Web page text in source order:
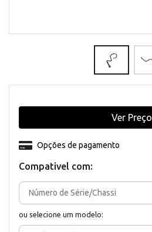
Compativel com:
ou selecione um modelo:
Opções de pagamento
Ver Preço